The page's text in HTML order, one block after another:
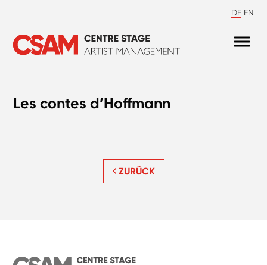
DE EN
Les contes d’Hoffmann
ZURÜCK